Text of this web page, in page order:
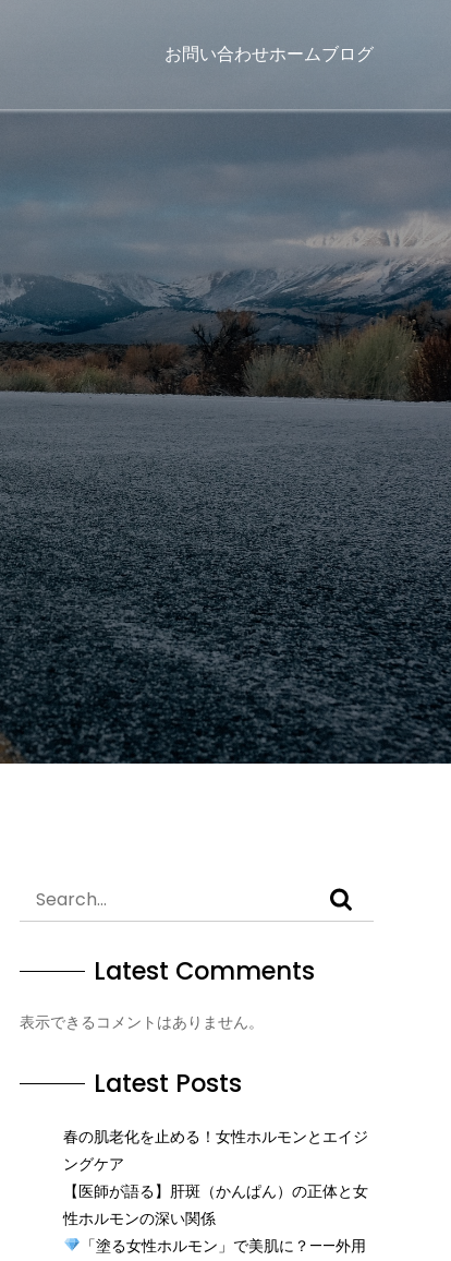
お問い合わせホームブログ
Latest Comments
表示できるコメントはありません。
Latest Posts
春の肌老化を止める！女性ホルモンとエイジ
ングケア
【医師が語る】肝斑（かんぱん）の正体と女
性ホルモンの深い関係
「塗る女性ホルモン」で美肌に？——外用